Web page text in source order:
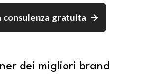
consulenza gratuita
dei migliori brand